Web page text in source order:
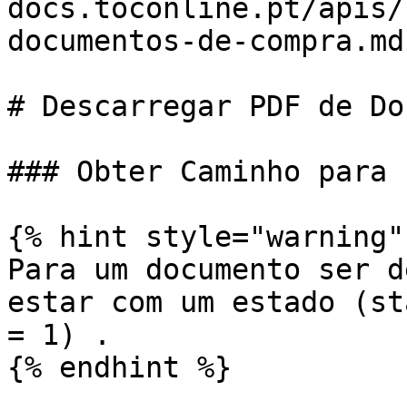
docs.toconline.pt/apis/
documentos-de-
# Descarregar PDF de
### Obter Caminho
{% hint style="warning"
Para um documento ser
estar com um estado
= 1) .
{% endhint %}